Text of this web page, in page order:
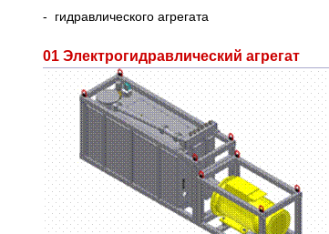
- гидравлического агрегата
01 Электрогидравлический агрегат